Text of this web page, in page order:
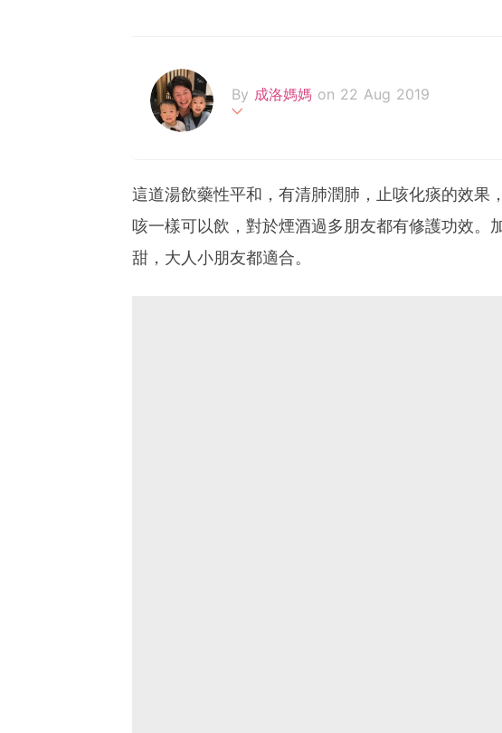
By 成洛媽媽 on 22 Aug 2019
經過一天忙碌過後，回到家中能品嚐到一
《成洛媽媽家常湯》一直秉承「齊齊飲湯
享，將一碗簡單的家常湯水帶到你/妳家中
這道湯飲藥性平和，有清肺潤肺，止咳化痰的效果
咳一樣可以飲，對於煙酒過多朋友都有修護功效。
甜，大人小朋友都適合。